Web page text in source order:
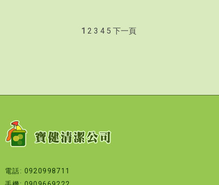
1 2 3 4 5 下一頁
電話: 0920998711